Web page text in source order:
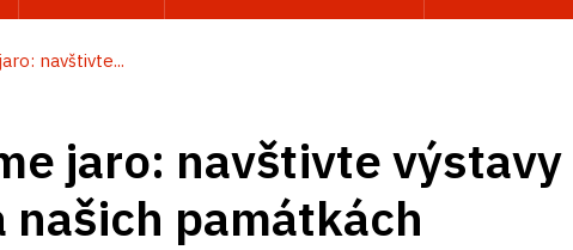
navštivte...
jaro: navštivte výstavy
našich památkách